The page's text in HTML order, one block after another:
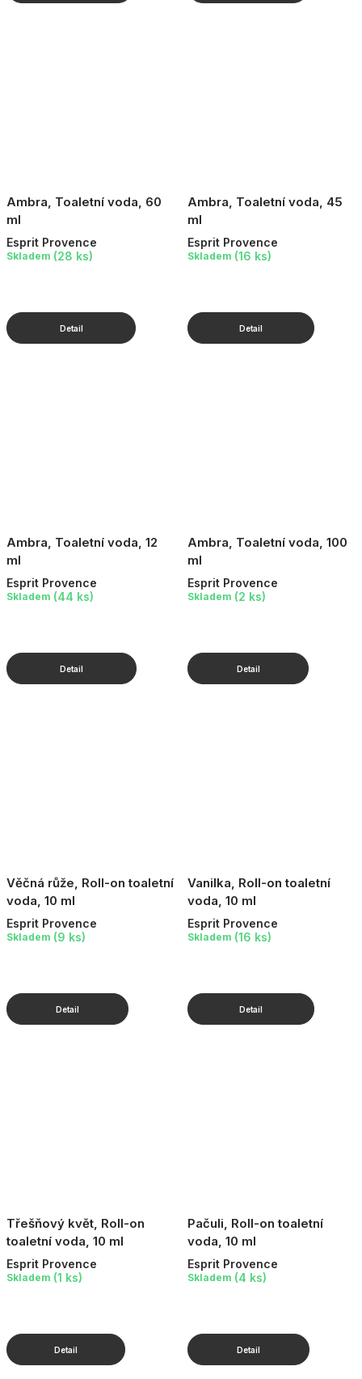
Ambra, Toaletní voda, 60
ml
Esprit Provence
Skladem (28 ks)
Ambra, Toaletní voda, 45
ml
Esprit Provence
Skladem (16 ks)
Ambra, Toaletní voda, 12
ml
Esprit Provence
Skladem (44 ks)
Ambra, Toaletní voda, 100
ml
Esprit Provence
Skladem (2 ks)
Věčná růže, Roll-on toaletní
voda, 10 ml
Esprit Provence
Skladem (9 ks)
Vanilka, Roll-on toaletní
voda, 10 ml
Esprit Provence
Skladem (16 ks)
Třešňový květ, Roll-on
toaletní voda, 10 ml
Esprit Provence
Skladem (1 ks)
Pačuli, Roll-on toaletní
voda, 10 ml
Esprit Provence
Skladem (4 ks)